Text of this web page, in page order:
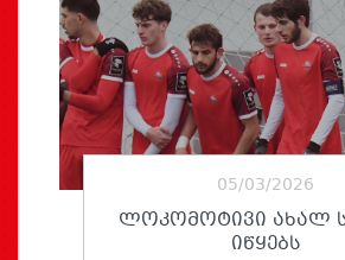
05/03/2026
ᲚᲝᲙᲝᲛᲝᲢᲘᲕᲘ ᲐᲮᲐᲚ
ᲘᲬᲧᲔᲑᲡ